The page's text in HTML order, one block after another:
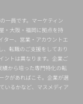
一員です。マーケティン
・大阪・福岡に拠点を持
ター、営業・アカウントエ
、転職のご支援をしており
ントは異なります。企業ご
績から培った専門特化の転
クがあればこそ。企業が選
いるかなど、マスメディア